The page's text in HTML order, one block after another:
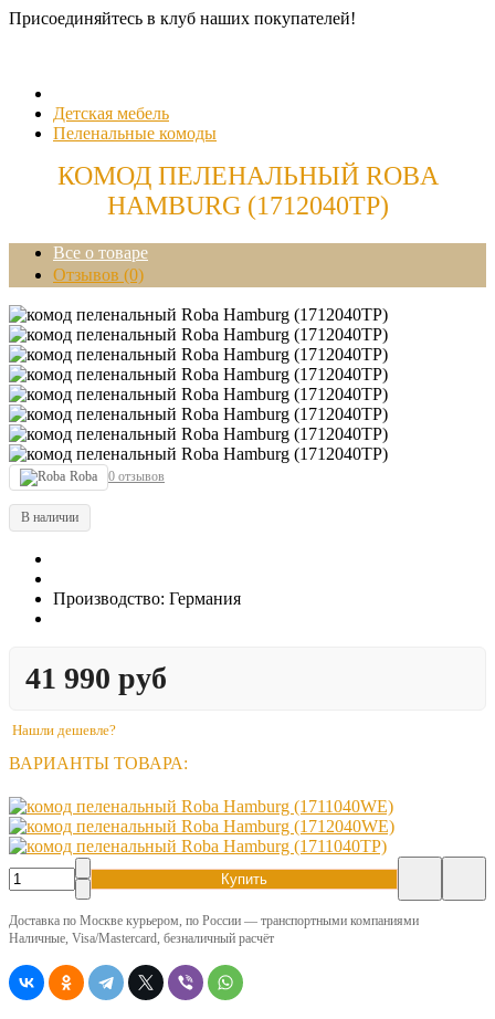
Присоединяйтесь в клуб наших покупателей!
Детская мебель
Пеленальные комоды
КОМОД ПЕЛЕНАЛЬНЫЙ ROBA
HAMBURG (1712040TP)
Все о товаре
Отзывов (0)
Roba 0 отзывов
В наличии
Производство: Германия
41 990 руб
Нашли дешевле?
ВАРИАНТЫ ТОВАРА:
Купить
Доставка по Москве курьером, по России — транспортными компаниями
Наличные, Visa/Mastercard, безналичный расчёт